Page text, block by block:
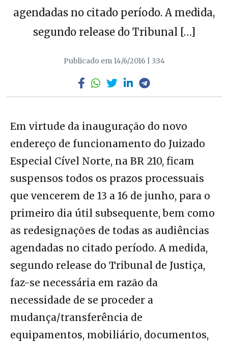
agendadas no citado período. A medida,
segundo release do Tribunal […]
Publicado em 14/6/2016 | 3:34
Em virtude da inauguração do novo
endereço de funcionamento do Juizado
Especial Cível Norte, na BR 210, ficam
suspensos todos os prazos processuais
que vencerem de 13 a 16 de junho, para o
primeiro dia útil subsequente, bem como
as redesignações de todas as audiências
agendadas no citado período. A medida,
segundo release do Tribunal de Justiça,
faz-se necessária em razão da
necessidade de se proceder a
mudança/transferência de
equipamentos, mobiliário, documentos,